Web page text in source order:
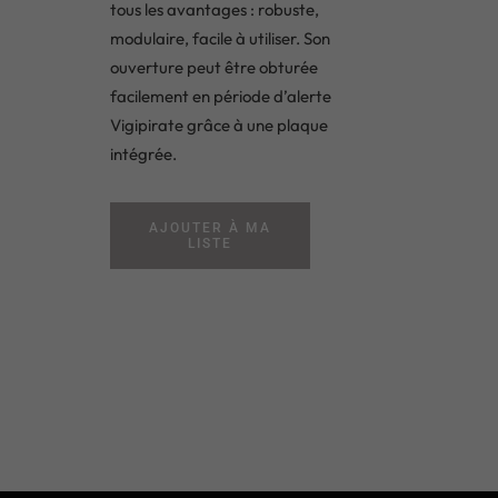
tous les avantages : robuste,
modulaire, facile à utiliser. Son
ouverture peut être obturée
facilement en période d’alerte
Vigipirate grâce à une plaque
intégrée.
AJOUTER À MA
LISTE